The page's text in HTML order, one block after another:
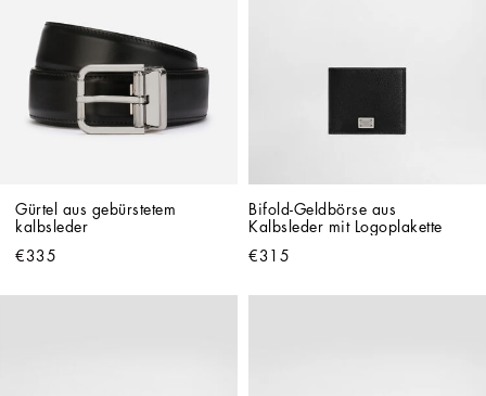
Gürtel aus gebürstetem
kalbsleder
€335
Bifold-Geldbörse aus
Kalbsleder mit Logoplakette
€315